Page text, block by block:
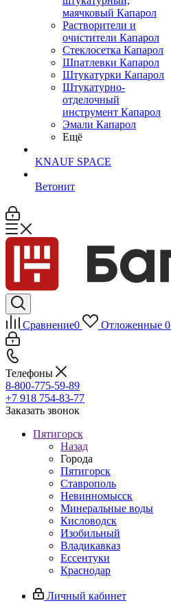
маячковый Капарол
Растворители и
очистители Капарол
Cтеклосетка Капарол
Шпатлевки Капарол
Штукатурки Капарол
Штукатурно-
отделочный
инструмент Капарол
Эмали Капарол
Ещё
KNAUF SPACE
Ветонит
Сравнение0 Отложенные 0
Телефоны
8-800-775-59-89
+7 918 754-83-77
Заказать звонок
Пятигорск
Назад
Города
Пятигорск
Ставрополь
Невинномысск
Минеральные воды
Кисловодск
Изобильный
Владикавказ
Ессентуки
Краснодар
Личный кабинет